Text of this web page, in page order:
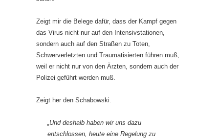
Zeigt mir die Belege dafür, dass der Kampf gegen
das Virus nicht nur auf den Intensivstationen,
sondern auch auf den Straßen zu Toten,
Schwerverletzten und Traumatisierten führen muß,
weil er nicht nur von den Ärzten, sondern auch der
Polizei geführt werden muß.
Zeigt her den Schabowski.
„Und deshalb haben wir uns dazu
entschlossen, heute eine Regelung zu